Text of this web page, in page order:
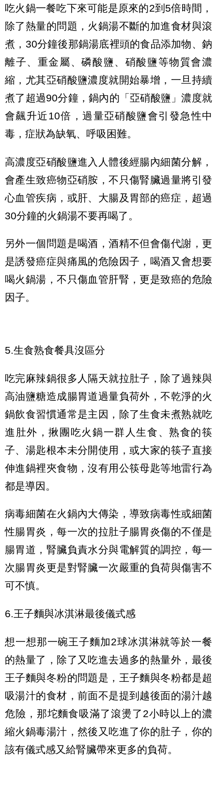
吃火鍋一餐吃下來可能是原來的2到5倍時間，
除了熱量的問題，火鍋湯不斷的加進食材與滾
煮，30分鐘後那鍋湯底裡頭的食品添加物、鈉
離子、重金屬、磷酸鹽、硝酸鹽等物質會濃
縮，尤其亞硝酸鹽濃度就開始暴增，一旦持續
煮了超過90分鐘，鍋內的「亞硝酸鹽」濃度就
會飆升近10倍，過量亞硝酸鹽會引發急性中
毒，症狀為缺氧、呼吸困難。
高濃度亞硝酸鹽進入人體後經腸內細菌分解，
會產生致癌物亞硝胺，不只傷腎臟過量將引發
心血管疾病，或肝、大腸及胃部的癌症，超過
30分鐘的火鍋湯不要再喝了。
另外一個問題是喝酒，酒精不但會傷代謝，更
是誘發癌症與痛風的危險因子，喝酒又會想要
喝火鍋湯，不只傷血管肝腎，更是致癌的危險
因子。
5.生食熟食餐具沒區分
吃完麻辣鍋很多人隔天就拉肚子，除了過辣與
高油鹽糖造成腸胃道過量負荷外，不乾淨的火
鍋飲食習慣通常是主因，除了生食未煮熟就吃
進肚外，揪團吃火鍋一群人生食、熟食的筷
子、湯匙根本未分開使用，或大家的筷子直接
伸進鍋裡夾食物，沒有用公筷母匙等地雷行為
都是導因。
病毒細菌在火鍋內大傳染，導致病毒性或細菌
性腸胃炎，每一次的拉肚子腸胃炎傷的不僅是
腸胃道，腎臟負責水分與電解質的調控，每一
次腸胃炎更是對腎臟一次嚴重的負荷與傷害不
可不慎。
6.王子麵與冰淇淋最後儀式感
想一想那一碗王子麵加2球冰淇淋就等於一餐
的熱量了，除了又吃進去過多的熱量外，最後
王子麵與冬粉的問題是，王子麵與冬粉都是超
吸湯汁的食材，前面不是提到越後面的湯汁越
危險，那坨麵食吸滿了滾燙了2小時以上的濃
縮火鍋毒湯汁，然後又吃進了你的肚子，你的
該有儀式感又給腎臟帶來更多的負荷。